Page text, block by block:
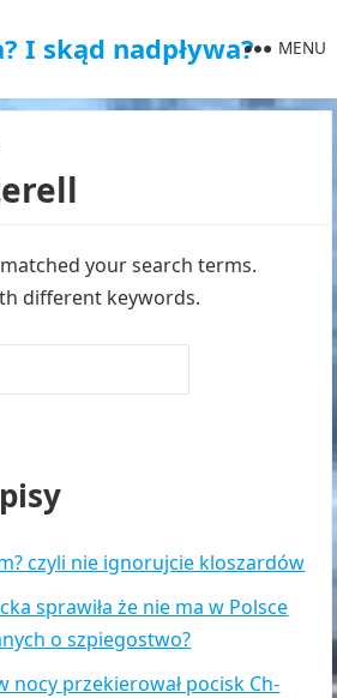
I skąd nadpływa? MENU
your search terms.
different keywords.
czyli nie ignorujcie kloszardów
sprawiła że nie ma w Polsce
o szpiegostwo?
nocy przekierował pocisk Ch-